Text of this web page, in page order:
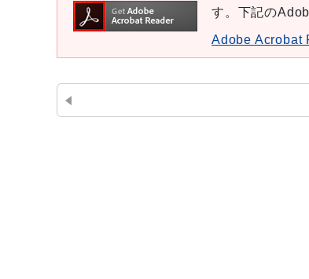
す。下記の
Adobe Acrobat